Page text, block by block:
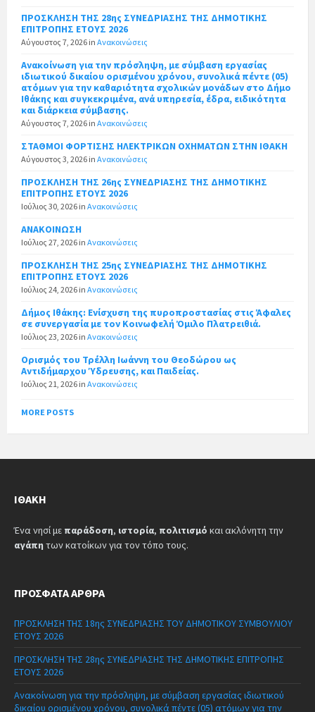
ΠΡΟΣΚΛΗΣΗ ΤΗΣ 28ης ΣΥΝΕΔΡΙΑΣΗΣ ΤΗΣ ΔΗΜΟΤΙΚΗΣ
ΕΠΙΤΡΟΠΗΣ ΕΤΟΥΣ 2026
Αύγουστος 7, 2026 in Ανακοινώσεις
Ανακοίνωση για την πρόσληψη, με σύμβαση εργασίας
ιδιωτικού δικαίου ορισμένου χρόνου, συνολικά πέντε (05)
ατόμων για την καθαριότητα σχολικών μονάδων στο Δήμο
Ιθάκης και συγκεκριμένα, ανά υπηρεσία, έδρα, ειδικότητα
και διάρκεια σύμβασης.
Αύγουστος 7, 2026 in Ανακοινώσεις
ΣΤΑΘΜΟΙ ΦΟΡΤΙΣΗΣ ΗΛΕΚΤΡΙΚΩΝ ΟΧΗΜΑΤΩΝ ΣΤΗΝ ΙΘΑΚΗ
Αύγουστος 3, 2026 in Ανακοινώσεις
ΠΡΟΣΚΛΗΣΗ ΤΗΣ 26ης ΣΥΝΕΔΡΙΑΣΗΣ ΤΗΣ ΔΗΜΟΤΙΚΗΣ
ΕΠΙΤΡΟΠΗΣ ΕΤΟΥΣ 2026
Ιούλιος 30, 2026 in Ανακοινώσεις
ΑΝΑΚΟΙΝΩΣΗ
Ιούλιος 27, 2026 in Ανακοινώσεις
ΠΡΟΣΚΛΗΣΗ ΤΗΣ 25ης ΣΥΝΕΔΡΙΑΣΗΣ ΤΗΣ ΔΗΜΟΤΙΚΗΣ
ΕΠΙΤΡΟΠΗΣ ΕΤΟΥΣ 2026
Ιούλιος 24, 2026 in Ανακοινώσεις
Δήμος Ιθάκης: Ενίσχυση της πυροπροστασίας στις Άφαλες
σε συνεργασία με τον Κοινωφελή Όμιλο Πλατρειθιά.
Ιούλιος 23, 2026 in Ανακοινώσεις
Ορισμός του Τρέλλη Ιωάννη του Θεοδώρου ως
Αντιδήμαρχου Ύδρευσης, και Παιδείας.
Ιούλιος 21, 2026 in Ανακοινώσεις
MORE POSTS
ΙΘΆΚΗ
Ένα νησί με παράδοση, ιστορία, πολιτισμό και ακλόνητη την
αγάπη των κατοίκων για τον τόπο τους.
ΠΡΌΣΦΑΤΑ ΆΡΘΡΑ
ΠΡΟΣΚΛΗΣΗ ΤΗΣ 18ης ΣΥΝΕΔΡΙΑΣΗΣ ΤΟΥ ΔΗΜΟΤΙΚΟΥ ΣΥΜΒΟΥΛΙΟΥ
ΕΤΟΥΣ 2026
ΠΡΟΣΚΛΗΣΗ ΤΗΣ 28ης ΣΥΝΕΔΡΙΑΣΗΣ ΤΗΣ ΔΗΜΟΤΙΚΗΣ ΕΠΙΤΡΟΠΗΣ
ΕΤΟΥΣ 2026
Ανακοίνωση για την πρόσληψη, με σύμβαση εργασίας ιδιωτικού
δικαίου ορισμένου χρόνου, συνολικά πέντε (05) ατόμων για την